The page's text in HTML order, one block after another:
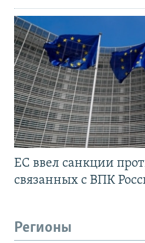
ЕС ввел санкции
связанных с ВПК
Регионы